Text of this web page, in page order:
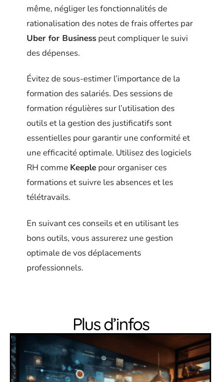
même, négliger les fonctionnalités de
rationalisation des notes de frais offertes par
Uber for Business peut compliquer le suivi
des dépenses.
Évitez de sous-estimer l’importance de la
formation des salariés. Des sessions de
formation régulières sur l’utilisation des
outils et la gestion des justificatifs sont
essentielles pour garantir une conformité et
une efficacité optimale. Utilisez des logiciels
RH comme Keeple pour organiser ces
formations et suivre les absences et les
télétravails.
En suivant ces conseils et en utilisant les
bons outils, vous assurerez une gestion
optimale de vos déplacements
professionnels.
Plus d’infos